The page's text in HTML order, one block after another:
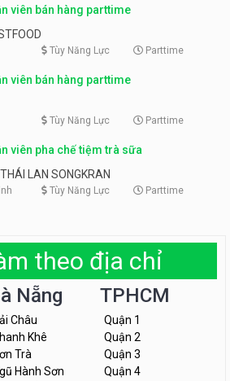
viên bán hàng parttime
Tùy Năng Lực Parttime
viên bán hàng parttime
Tùy Năng Lực Parttime
viên pha chế tiệm trà sữa
LAN SONGKRAN
Tùy Năng Lực Parttime
theo địa chỉ
Nẵng
Châu
Khê
Trà
Hành Sơn
TPHCM
Quận 1
Quận 2
Quận 3
Quận 4